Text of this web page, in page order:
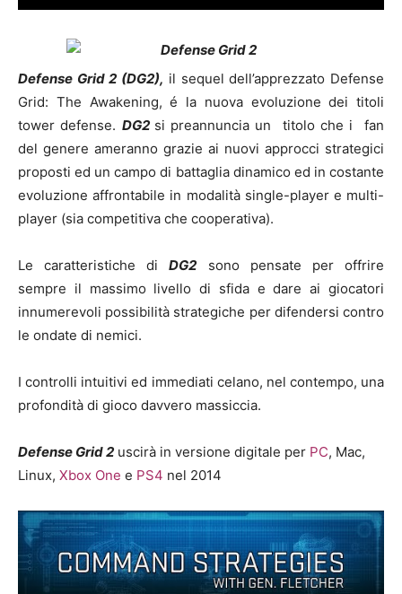
Defense Grid 2 (DG2), il sequel dell’apprezzato Defense
Grid: The Awakening, é la nuova evoluzione dei titoli
tower defense. DG2 si preannuncia un titolo che i fan
del genere ameranno grazie ai nuovi approcci strategici
proposti ed un campo di battaglia dinamico ed in costante
evoluzione affrontabile in modalità single-player e multi-
player (sia competitiva che cooperativa).
Le caratteristiche diDG2 sono pensate per offrire
sempre il massimo livello di sfida e dare ai giocatori
innumerevoli possibilità strategiche per difendersi contro
le ondate di nemici.
I controlli intuitivi ed immediati celano, nel contempo, una
profondità di gioco davvero massiccia.
Defense Grid 2 uscirà in versione digitale per PC, Mac,
Linux, Xbox One e PS4 nel 2014